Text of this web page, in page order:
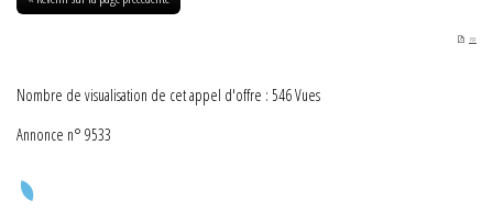
PDF
Nombre de visualisation de cet appel d'offre : 546 Vues
Annonce n° 9533